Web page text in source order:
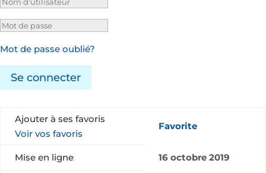
Mot de passe oublié?
Se connecter
Ajouter à ses favoris
Voir vos favoris
Favorite
Mise en ligne 16 octobre 2019